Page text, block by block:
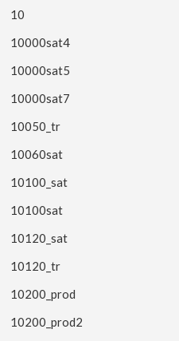
10
10000sat4
10000sat5
10000sat7
10050_tr
10060sat
10100_sat
10100sat
10120_sat
10120_tr
10200_prod
10200_prod2